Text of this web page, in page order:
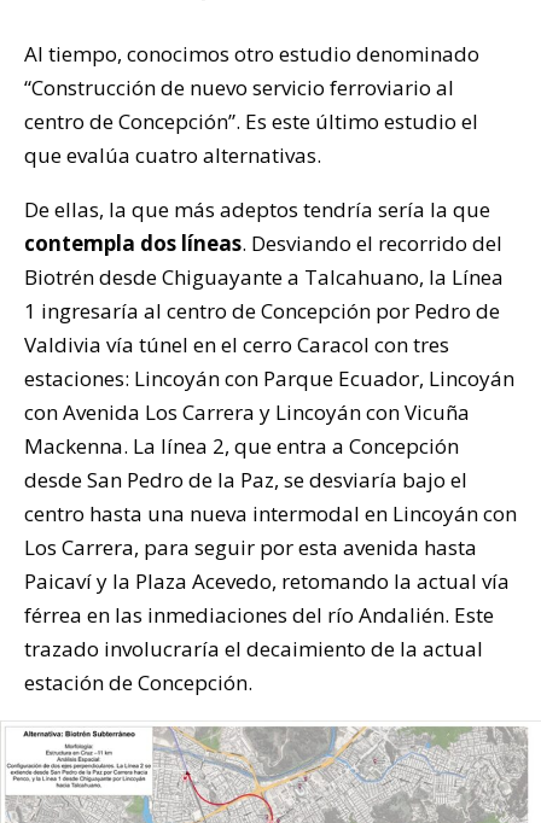
Al tiempo, conocimos otro estudio denominado
“Construcción de nuevo servicio ferroviario al
centro de Concepción”. Es este último estudio el
que evalúa cuatro alternativas.
De ellas, la que más adeptos tendría sería la que
contempla dos líneas. Desviando el recorrido del
Biotrén desde Chiguayante a Talcahuano, la Línea
1 ingresaría al centro de Concepción por Pedro de
Valdivia vía túnel en el cerro Caracol con tres
estaciones: Lincoyán con Parque Ecuador, Lincoyán
con Avenida Los Carrera y Lincoyán con Vicuña
Mackenna. La línea 2, que entra a Concepción
desde San Pedro de la Paz, se desviaría bajo el
centro hasta una nueva intermodal en Lincoyán con
Los Carrera, para seguir por esta avenida hasta
Paicaví y la Plaza Acevedo, retomando la actual vía
férrea en las inmediaciones del río Andalién. Este
trazado involucraría el decaimiento de la actual
estación de Concepción.